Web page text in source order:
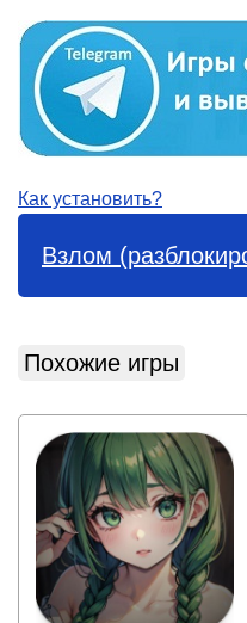
Как установить?
Взлом
Похожие игры